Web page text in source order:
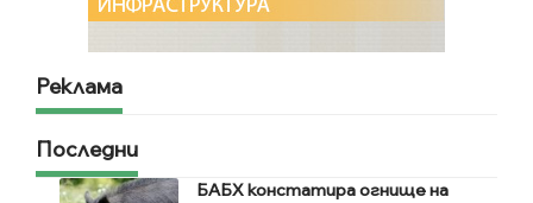
Реклама
Последни
БАБХ констатира огнище на